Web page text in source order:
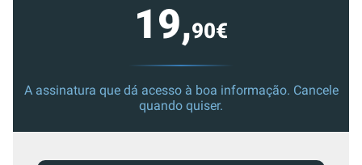
19,90€
A assinatura que dá acesso à boa informação. Cancele
quando quiser.